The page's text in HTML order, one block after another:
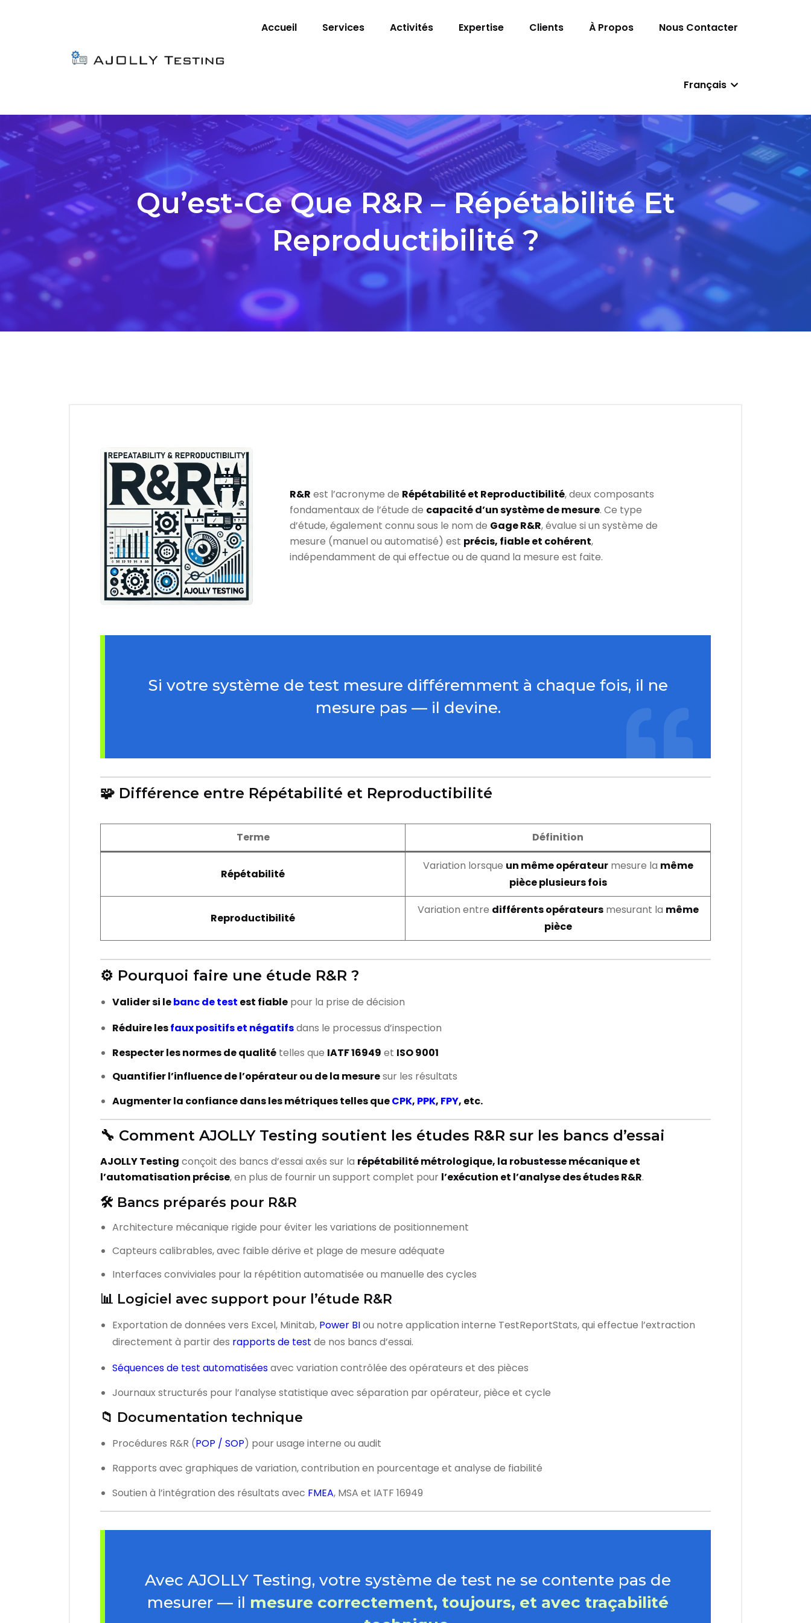
Accueil Services Activités Expertise Clients À Propos Nous Contacter
Français
Qu’est-Ce Que R&R – Répétabilité Et
Reproductibilité ?
R&R est l’acronyme de Répétabilité et Reproductibilité, deux composants
fondamentaux de l’étude de capacité d’un système de mesure. Ce type
d’étude, également connu sous le nom de Gage R&R, évalue si un système de
mesure (manuel ou automatisé) est précis, fiable et cohérent,
indépendamment de qui effectue ou de quand la mesure est faite.
Si votre système de test mesure différemment à chaque fois, il ne
mesure pas — il devine.
🧩 Différence entre Répétabilité et Reproductibilité
Terme Définition
Répétabilité
Variation lorsque un même opérateurmesure la même
pièce plusieurs fois
Reproductibilité
Variation entre différents opérateursmesurant la même
pièce
⚙️ Pourquoi faire une étude R&R ?
Valider si lebanc de test est fiable pour la prise de décision
Réduire lesfaux positifs et négatifsdans le processus d’inspection
Respecter les normes de qualité telles que IATF 16949 et ISO 9001
Quantifier l’influence de l’opérateur ou de la mesuresur les résultats
Augmenter la confiance dans les métriques telles queCPK, PPK, FPY, etc.
🔧 Comment AJOLLY Testing soutient les études R&R sur les bancs d’essai
AJOLLY Testing conçoit des bancs d’essai axés sur la répétabilité métrologique, la robustesse mécanique et
l’automatisation précise, en plus de fournir un support complet pour l’exécution et l’analyse des études R&R.
🛠️ Bancs préparés pour R&R
Architecture mécanique rigide pour éviter les variations de positionnement
Capteurs calibrables, avec faible dérive et plage de mesure adéquate
Interfaces conviviales pour la répétition automatisée ou manuelle des cycles
📊 Logiciel avec support pour l’étude R&R
Exportation de données vers Excel, Minitab, Power BIou notre application interne TestReportStats, qui effectue l’extraction
directement à partir des rapports de test de nos bancs d’essai.
Séquences de test automatiséesavec variation contrôlée des opérateurs et des pièces
Journaux structurés pour l’analyse statistique avec séparation par opérateur, pièce et cycle
📁 Documentation technique
Procédures R&R (POP / SOP) pour usage interne ou audit
Rapports avec graphiques de variation, contribution en pourcentage et analyse de fiabilité
Soutien à l’intégration des résultats avec FMEA, MSA et IATF 16949
Avec AJOLLY Testing, votre système de test ne se contente pas de
mesurer — il mesure correctement, toujours, et avec traçabilité